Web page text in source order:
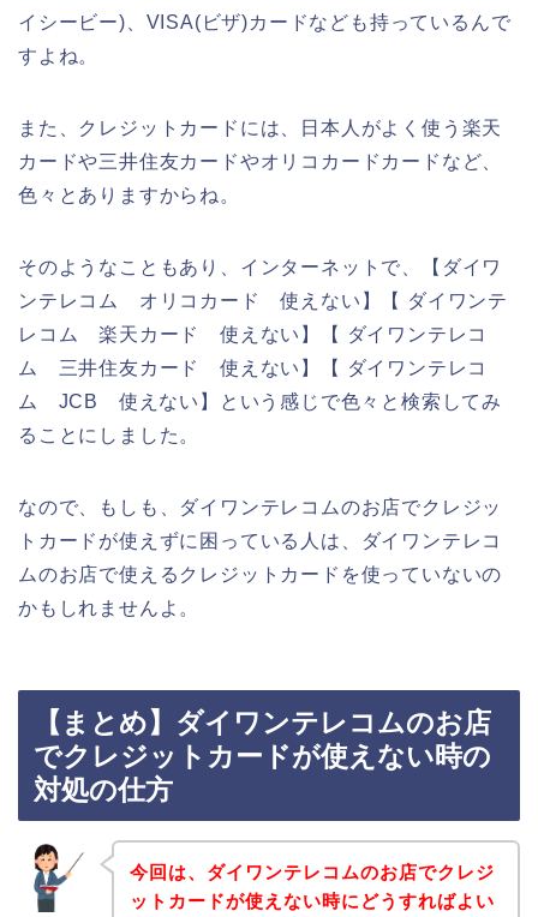
イシービー)、VISA(ビザ)カードなども持っているんで
すよね。
また、クレジットカードには、日本人がよく使う楽天
カードや三井住友カードやオリコカードカードなど、
色々とありますからね。
そのようなこともあり、インターネットで、【ダイワ
ンテレコム オリコカード 使えない】【 ダイワンテ
レコム 楽天カード 使えない】【 ダイワンテレコ
ム 三井住友カード 使えない】【 ダイワンテレコ
ム JCB 使えない】という感じで色々と検索してみ
ることにしました。
なので、もしも、ダイワンテレコムのお店でクレジッ
トカードが使えずに困っている人は、ダイワンテレコ
ムのお店で使えるクレジットカードを使っていないの
かもしれませんよ。
【まとめ】ダイワンテレコムのお店
でクレジットカードが使えない時の
対処の仕方
今回は、ダイワンテレコムのお店でクレジ
ットカードが使えない時にどうすればよい